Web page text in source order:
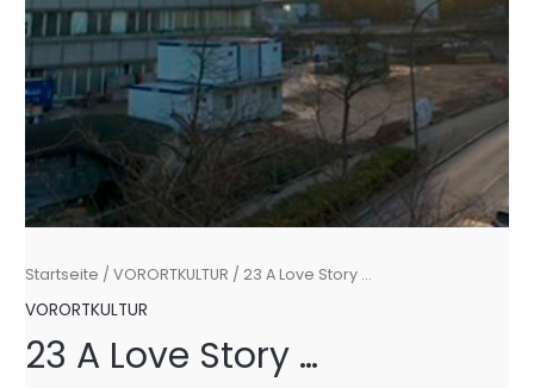
Startseite /VORORTKULTUR / 23 A Love Story …
VORORTKULTUR
23 A Love Story …